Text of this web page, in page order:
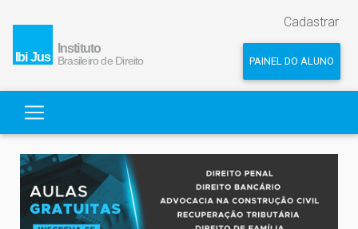
Cadastrar
PAINEL DO ALUNO